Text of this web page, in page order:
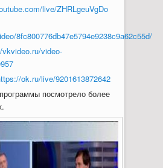
live/ZHRLgeuVgDo
8fc800776db47e5794e9238c9a62c55d/
video-
ok.ru/live/9201613872642
посмотрело более